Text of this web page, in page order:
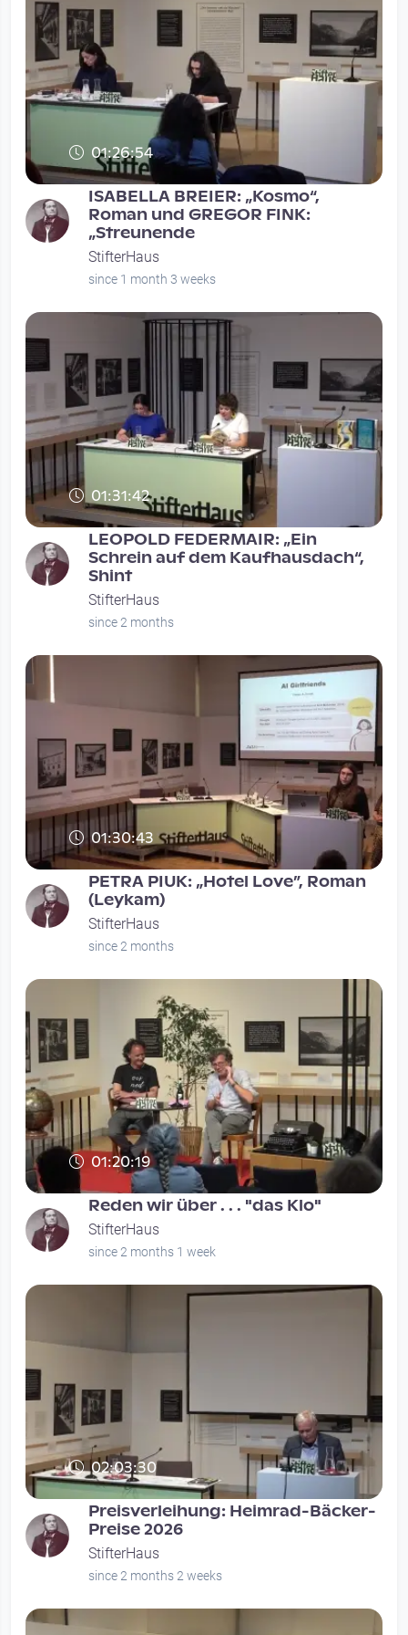
01:26:54
ISABELLA BREIER: „Kosmo“,
Roman und GREGOR FINK:
„Streunende
StifterHaus
since 1 month 3 weeks
01:31:42
LEOPOLD FEDERMAIR: „Ein
Schrein auf dem Kaufhausdach“,
Shint
StifterHaus
since 2 months
01:30:43
PETRA PIUK: „Hotel Love”, Roman
(Leykam)
StifterHaus
since 2 months
01:20:19
Reden wir über . . . "das Klo"
StifterHaus
since 2 months 1 week
02:03:30
Preisverleihung: Heimrad-Bäcker-
Preise 2026
StifterHaus
since 2 months 2 weeks